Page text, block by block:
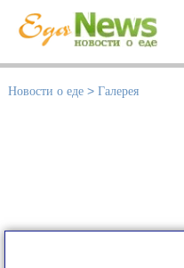
Новости о еде > Галерея